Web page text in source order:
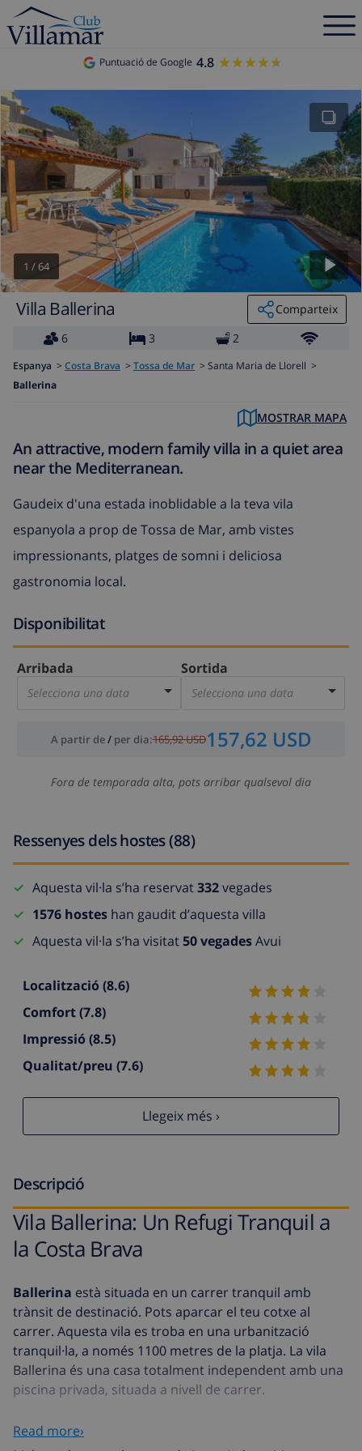
Puntuació de Google 4.8 ★★★★★
★★★★★
1 /64
Villa Ballerina
Comparteix
6
3 2
Espanya > Costa Brava > Tossa de Mar > Santa Maria de Llorell >
Ballerina
MOSTRAR MAPA
An attractive, modern family villa in a quiet area
near the Mediterranean.
Gaudeix d'una estada inoblidable a la teva vila
espanyola a prop de Tossa de Mar, amb vistes
impressionants, platges de somni i deliciosa
gastronomia local.
Disponibilitat
Arribada
Selecciona una data
Sortida
Selecciona una data
A partir de/ per dia:165,92 USD157,62 USD
Fora de temporada alta, pots arribar qualsevol dia
Ressenyes dels hostes (88)
Aquesta vil·la s’ha reservat332vegades
1576 hostes han gaudit d’aquesta villa
Aquesta vil·la s’ha visitat50 vegadesAvui
Localització (8.6)
Comfort(7.8)
Impressió (8.5)
Qualitat/preu (7.6)
Llegeix més ›
Descripció
Vila Ballerina: Un Refugi Tranquil a
la Costa Brava
Ballerina està situada en un carrer tranquil amb
trànsit de destinació. Pots aparcar el teu cotxe al
carrer. Aquesta vila es troba en una urbanització
tranquil·la, a només 1100 metres de la platja. La vila
Ballerina és una casa totalment independent amb una
piscina privada, situada a nivell de carrer.
Característiques de la Vila
Read more›